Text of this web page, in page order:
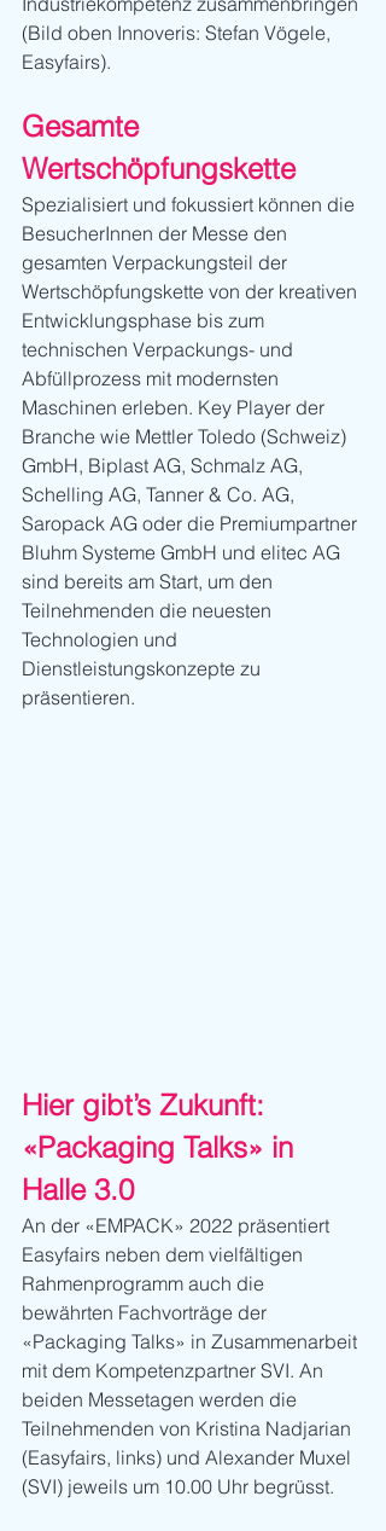
(Bild oben Innoveris: Stefan Vögele,
Easyfairs).
Gesamte
Wertschöpfungskette
Spezialisiert und fokussiert können die
BesucherInnen der Messe den
gesamten Verpackungsteil der
Wertschöpfungskette von der kreativen
Entwicklungsphase bis zum
technischen Verpackungs- und
Abfüllprozess mit modernsten
Maschinen erleben. Key Player der
Branche wie Mettler Toledo (Schweiz)
GmbH, Biplast AG, Schmalz AG,
Schelling AG, Tanner & Co. AG,
Saropack AG oder die Premiumpartner
Bluhm Systeme GmbH und elitec AG
sind bereits am Start, um den
Teilnehmenden die neuesten
Technologien und
Dienstleistungskonzepte zu
präsentieren.
Hier gibt’s Zukunft:
«Packaging Talks» in
Halle 3.0
An der «EMPACK» 2022 präsentiert
Easyfairs neben dem vielfältigen
Rahmenprogramm auch die
bewährten Fachvorträge der
«Packaging Talks» in Zusammenarbeit
mit dem Kompetenzpartner SVI. An
beiden Messetagen werden die
Teilnehmenden von Kristina Nadjarian
(Easyfairs, links) und Alexander Muxel
(SVI) jeweils um 10.00 Uhr begrüsst.